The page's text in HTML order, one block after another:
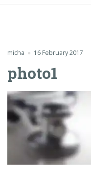
micha 16 February 2017
photo1